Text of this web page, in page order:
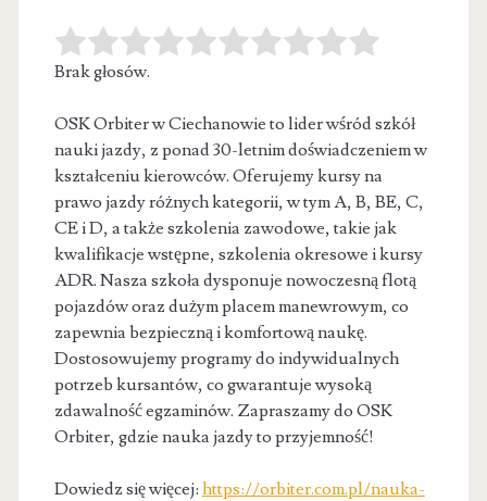
Brak głosów.
OSK Orbiter w Ciechanowie to lider wśród szkół
nauki jazdy, z ponad 30-letnim doświadczeniem w
kształceniu kierowców. Oferujemy kursy na
prawo jazdy różnych kategorii, w tym A, B, BE, C,
CE i D, a także szkolenia zawodowe, takie jak
kwalifikacje wstępne, szkolenia okresowe i kursy
ADR. Nasza szkoła dysponuje nowoczesną flotą
pojazdów oraz dużym placem manewrowym, co
zapewnia bezpieczną i komfortową naukę.
Dostosowujemy programy do indywidualnych
potrzeb kursantów, co gwarantuje wysoką
zdawalność egzaminów. Zapraszamy do OSK
Orbiter, gdzie nauka jazdy to przyjemność!
Dowiedz się więcej: https://orbiter.com.pl/nauka-